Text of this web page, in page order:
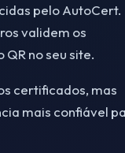
pelo AutoCert.
validem os
no seu site.
certificados, mas
mais confiável